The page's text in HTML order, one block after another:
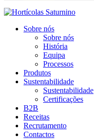
Sobre nós
Sobre nós
História
Equipa
Processos
Produtos
Sustentabilidade
Sustentabilidade
Certificações
B2B
Receitas
Recrutamento
Contactos